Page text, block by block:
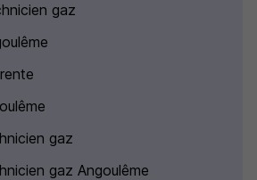
gaz
gaz
gaz Angoulême